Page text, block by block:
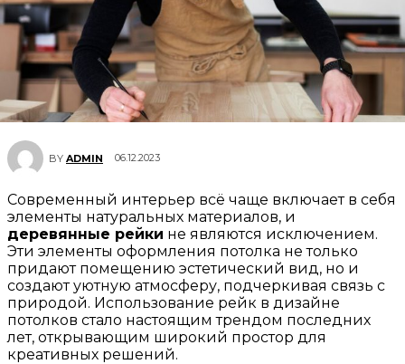
BY ADMIN 06.12.2023
Современный интерьер всё чаще включает в себя
элементы натуральных материалов, и
деревянные рейки не являются исключением.
Эти элементы оформления потолка не только
придают помещению эстетический вид, но и
создают уютную атмосферу, подчеркивая связь с
природой. Использование рейк в дизайне
потолков стало настоящим трендом последних
лет, открывающим широкий простор для
креативных решений.